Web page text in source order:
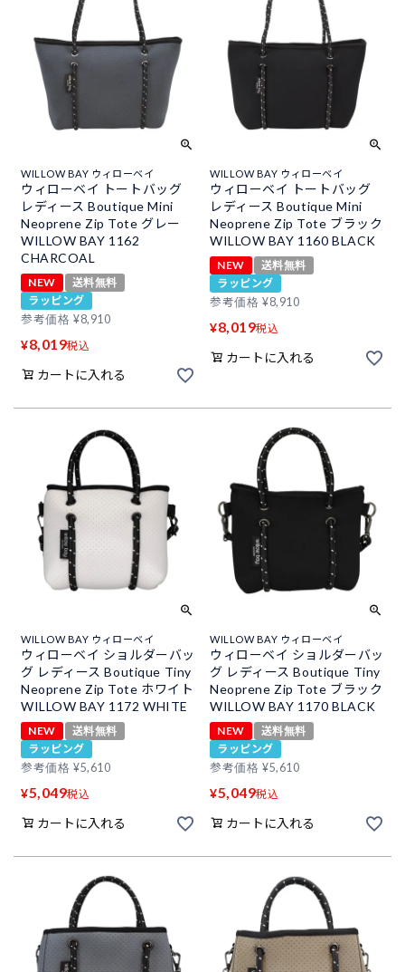
WILLOW BAY ウィローベイ
ウィローベイ トートバッグ
レディース Boutique Mini
Neoprene Zip Tote グレー
WILLOW BAY 1162
CHARCOAL
NEW
送料無料
ラッピング
参考価格 ¥8,910
¥8,019税込
カートに入れる
WILLOW BAY ウィローベイ
ウィローベイ トートバッグ
レディース Boutique Mini
Neoprene Zip Tote ブラック
WILLOW BAY 1160 BLACK
NEW
送料無料
ラッピング
参考価格 ¥8,910
¥8,019税込
カートに入れる
WILLOW BAY ウィローベイ
ウィローベイ ショルダーバッ
グ レディース Boutique Tiny
Neoprene Zip Tote ホワイト
WILLOW BAY 1172 WHITE
NEW
送料無料
ラッピング
参考価格 ¥5,610
¥5,049税込
カートに入れる
WILLOW BAY ウィローベイ
ウィローベイ ショルダーバッ
グ レディース Boutique Tiny
Neoprene Zip Tote ブラック
WILLOW BAY 1170 BLACK
NEW
送料無料
ラッピング
参考価格 ¥5,610
¥5,049税込
カートに入れる